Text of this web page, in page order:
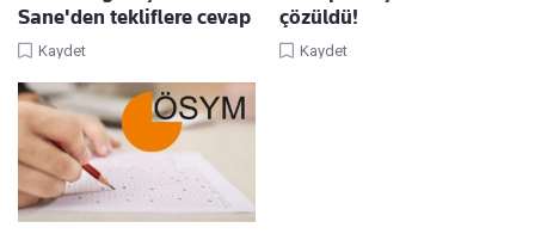
Sane'den tekliflere cevap
Kaydet
çözüldü!
Kaydet